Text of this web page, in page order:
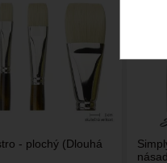
- plochý (Dlouhá